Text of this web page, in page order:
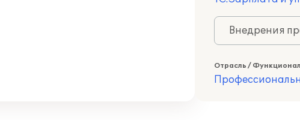
Внедрения
Отрасль /